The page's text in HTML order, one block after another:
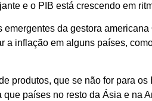
e o PIB está crescendo em
emergentes da gestora americana
a inflação em alguns países,
produtos, que se não for para
países no resto da Ásia e na